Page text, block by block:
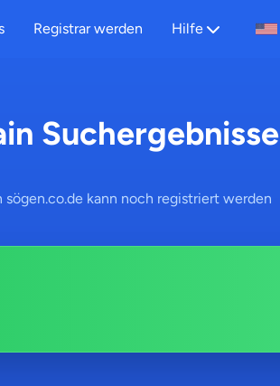
Registrar werden Hilfe
Suchergebnisse
sögen.co.de kann noch registriert werden